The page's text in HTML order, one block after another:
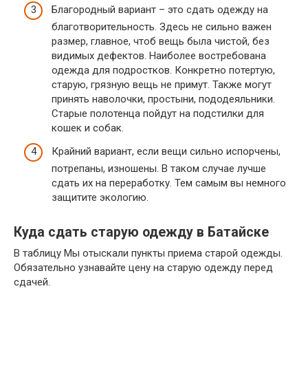
Благородный вариант – это сдать одежду на
благотворительность. Здесь не сильно важен
размер, главное, чтоб вещь была чистой, без
видимых дефектов. Наиболее востребована
одежда для подростков. Конкретно потертую,
старую, грязную вещь не примут. Также могут
принять наволочки, простыни, пододеяльники.
Старые полотенца пойдут на подстилки для
кошек и собак.
Крайний вариант, если вещи сильно испорчены,
потрепаны, изношены. В таком случае лучше
сдать их на переработку. Тем самым вы немного
защитите экологию.
Куда сдать старую одежду в Батайске
В таблицу Мы отыскали пункты приема старой одежды.
Обязательно узнавайте цену на старую одежду перед
сдачей.